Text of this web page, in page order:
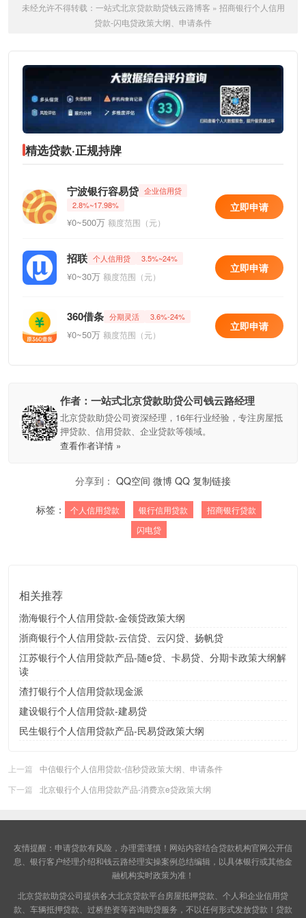
未经允许不得转载： 一站式北京贷款助贷钱云路博客 » 招商银行个人信用
贷款-闪电贷政策大纲、申请条件
精选贷款·正规持牌
宁波银行容易贷 企业信用贷
2.8%~17.98%
¥0~500万 额度范围（元）
立即申请
招联 个人信用贷 3.5%~24%
¥0~30万 额度范围（元）
立即申请
360借条 分期灵活 3.6%-24%
¥0~50万 额度范围（元）
立即申请
作者：一站式北京贷款助贷公司钱云路经理
北京贷款助贷公司资深经理，16年行业经验，专注房屋抵
押贷款、信用贷款、企业贷款等领域。
查看作者详情 »
分享到： QQ空间 微博 QQ 复制链接
标签： 个人信用贷款 银行信用贷款
招商银行贷款
闪电贷
相关推荐
渤海银行个人信用贷款-金领贷政策大纲
浙商银行个人信用贷款-云信贷、云闪贷、扬帆贷
江苏银行个人信用贷款产品-随e贷、卡易贷、分期卡政策大纲解
读
渣打银行个人信用贷款现金派
建设银行个人信用贷款-建易贷
民生银行个人信用贷款产品-民易贷政策大纲
上一篇
中信银行个人信用贷款-信秒贷政策大纲、申请条件
下一篇
北京银行个人信用贷款产品-消费京e贷政策大纲
友情提醒：申请贷款有风险，办理需谨慎！网站内容结合贷款机构官网公开信
息、银行客户经理介绍和钱云路经理实操案例总结编辑，以具体银行或其他金
融机构实时政策为准！
北京贷款助贷公司提供各大北京贷款平台房屋抵押贷款、个人和企业信用贷
款、车辆抵押贷款、过桥垫资等咨询助贷服务，不以任何形式发放贷款！贷款